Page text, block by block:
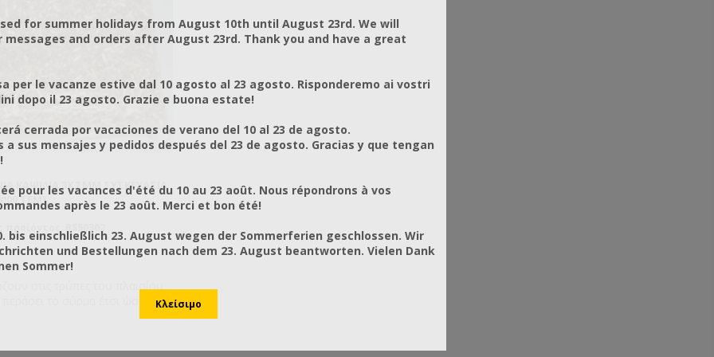
ΚΑΨΊΛΙΑ 3X7 MM ΣΥΣΚΕΥΑΣΊΑ
ΤΕΜ)
στις τρύπες του πλαισίου
περάσει το σύρμα έτσι ώστε να
for summer holidays from August 10th until August 23rd. We will
messages and orders after August 23rd. Thank you and have a great
per le vacanze estive dal 10 agosto al 23 agosto. Risponderemo ai vostri
dopo il 23 agosto. Grazie e buona estate!
cerrada por vacaciones de verano del 10 al 23 de agosto.
a sus mensajes y pedidos después del 23 de agosto. Gracias y que tengan
pour les vacances d'été du 10 au 23 août. Nous répondrons à vos
après le 23 août. Merci et bon été!
bis einschließlich 23. August wegen der Sommerferien geschlossen. Wir
und Bestellungen nach dem 23. August beantworten. Vielen Dank
Sommer!